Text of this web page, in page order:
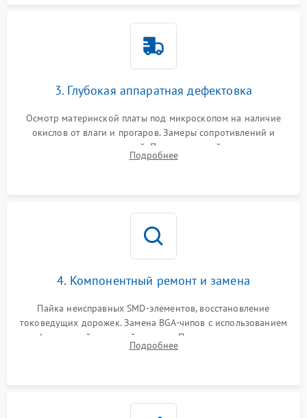
3. Глубокая аппаратная дефектовка
Осмотр материнской платы под микроскопом на наличие
окислов от влаги и прогаров. Замеры сопротивлений и
дежурных напряжений. Проверка цепей питания,
мультиконтроллера, процессора и видеочипа.
Подробнее
4. Компонентный ремонт и замена
Пайка неисправных SMD-элементов, восстановление
токоведущих дорожек. Замена BGA-чипов с использованием
инфракрасной паяльной станции. Прошивка микросхемы
BIOS или замена поврежденных портов USB
Подробнее